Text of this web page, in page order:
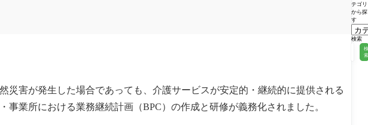
災害が発生した場合であっても、介護サービスが安定的・継続的に提供される
事業所における業務継続計画（BPC）の作成と研修が義務化されました。
テゴリ
から探
す
検索
検
索